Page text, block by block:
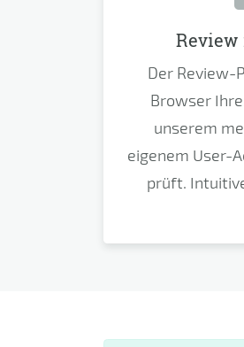
Der Review-
Browser
unserem
eigenem User-
prüft.